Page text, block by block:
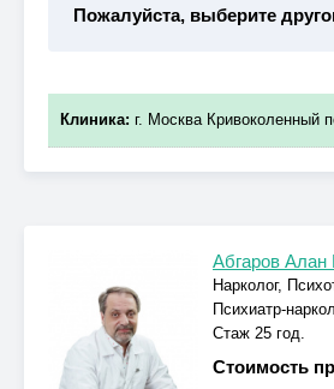
Пожалуйста, выберите
Клиника: г. Москва Кривоколенный
Абгаров Алан
Нарколог,
Психиатр-
Стаж 25 год.
Стоимость